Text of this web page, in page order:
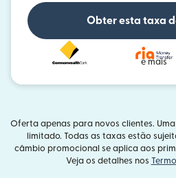
Obter esta taxa
e mais
Oferta apenas para novos clientes.
limitado. Todas as taxas estão
câmbio promocional se aplica aos
Veja os detalhes nos